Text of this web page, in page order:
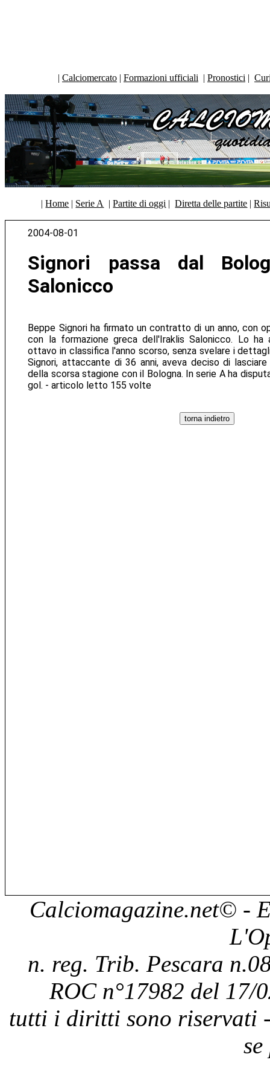
| Calciomercato | Formazioni ufficiali | Pronostici |
|Home | Serie A |Partite di oggi |Diretta delle partite |
2004-08-01
Signori passa dal
Salonicco
Beppe Signori ha firmato un contratto di un anno, con
con la formazione greca dell'Iraklis Salonicco. Lo ha
ottavo in classifica l'anno scorso, senza svelare i
Signori, attaccante di 36 anni, aveva deciso di
della scorsa stagione con il Bologna. In serie A ha
gol. - articolo letto 155 volte
Calciomagazine.net© -
n. reg. Trib. Pescara
ROC n°17982 del 17/
tutti i diritti sono riservati